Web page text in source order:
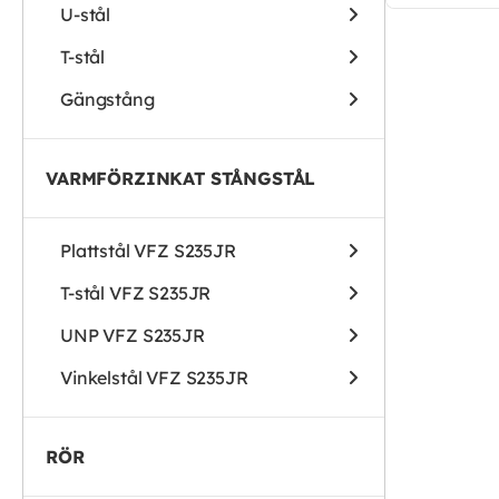
U-stål
T-stål
Gängstång
VARMFÖRZINKAT STÅNGSTÅL
Plattstål VFZ S235JR
T-stål VFZ S235JR
UNP VFZ S235JR
Vinkelstål VFZ S235JR
RÖR